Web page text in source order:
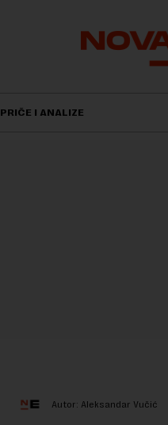
PRIČE I ANALIZE
Autor: Aleksandar Vučić